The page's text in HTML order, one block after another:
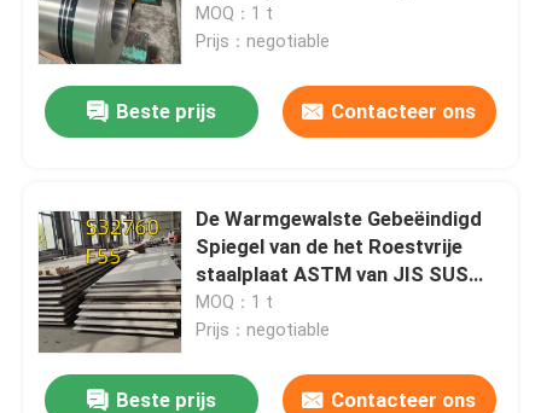
Video's
Over ons
Kwaliteitscontrole
Neem contact met ons op
Nieuws
plaat3-20mm
MOQ：1 t
Prijs：negotiable
Beste prijs Contacteer ons
De Warmgewalste Gebeëindigd
Spiegel van de het Roestvrije
staalplaat ASTM van JIS SUS
2205
MOQ：1 t
Prijs：negotiable
Beste prijs Contacteer ons